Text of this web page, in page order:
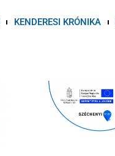
KENDERESI KRÓNIKA